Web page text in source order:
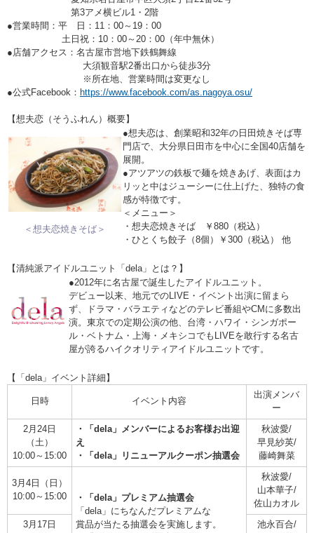
第3アメ横ビル1・2階
●営業時間：平 日：11：00～19：00
土日祝：10：00～20：00（年中無休）
●店舗アクセス：名古屋市営地下鉄鶴舞線
大須観音駅2番出口から徒歩3分
※所在地、営業時間は変更なし
●公式Facebook： https://www.facebook.com/as.nagoya.osu/
【想夫恋（そうふれん）概要】
＜想夫恋焼きそば＞
●想夫恋は、創業昭和32年の日田焼きそば専
門店で、大分県日田市を中心に全国40店舗を
展開。
●アツアツの鉄板で麺を焼きあげ、表面はカ
リッと中はジューシーに仕上げた、独特の食
感が特徴です。
＜メニュー＞
・想夫恋焼きそば ￥880（税込）
・ひとくち餃子（8個）￥300（税込） 他
【清純派アイドルユニット「dela」とは？】
●2012年に名古屋で誕生したアイドルユニット。
デビュー以来、地元でのLIVE・イベント出演に留まら
ず、ドラマ・バラエティなどのテレビ番組やCMに多数出
演。東京での定期公演の他、台湾・ハワイ・シンガポー
ル・ベトナム・上海・メキシコでもLIVEを敢行する名古
屋が誇るハイクオリティアイドルユニットです。
【「dela」イベント詳細】
日時 イベント内容
出演メンバ
ー
2月24日
（土）
10:00～15:00
・「dela」メンバーによるお客様お出迎
え
・「dela」リニューアルクーポン抽選会
秋波愛/
早見紗英/
藤崎舞菜
3月4日（日）
10:00～15:00
・「dela」プレミアム抽選会
「dela」にちなんだプレミアムな
賞品が当たる抽選会を実施します。
秋波愛/
山本華子/
佐山カオル
3月17日
池永百合/